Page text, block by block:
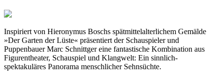
Inspiriert von Hieronymus Boschs spätmittelalterlichem Gemälde
»Der Garten der Lüste« präsentiert der Schauspieler und
Puppenbauer Marc Schnittger eine fantastische Kombination aus
Figurentheater, Schauspiel und Klangwelt: Ein sinnlich-
spektakuläres Panorama menschlicher Sehnsüchte.